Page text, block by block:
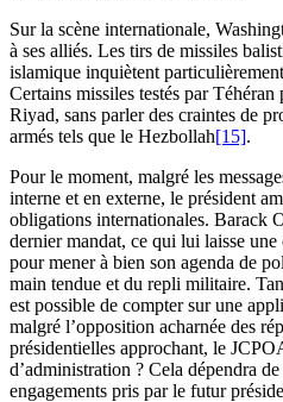
Sur la scène internationale,
à ses alliés. Les tirs de missiles
islamique inquiètent
Certains missiles testés par
Riyad, sans parler des craintes de
armés tels que le Hezbollah[15].
Pour le moment, malgré les
interne et en externe, le président
obligations internationales. Barack
dernier mandat, ce qui lui laisse
pour mener à bien son agenda de
main tendue et du repli militaire.
est possible de compter sur une
malgré l’opposition acharnée des
présidentielles approchant, le
d’administration ? Cela dépendra
engagements pris par le futur